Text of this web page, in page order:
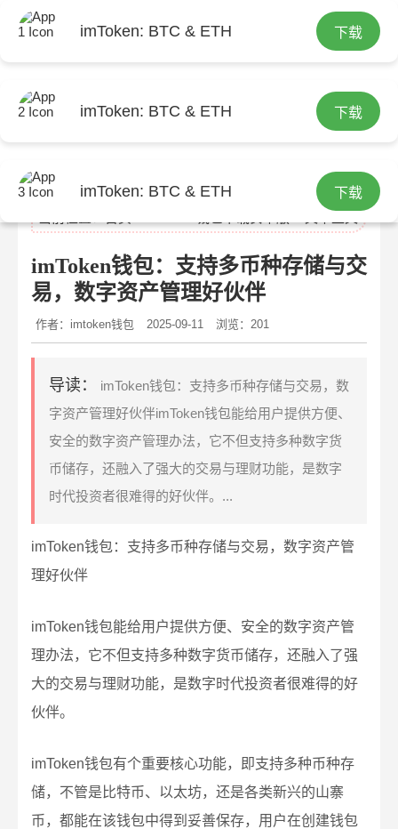
imToken: BTC & ETH 下载
imToken: BTC & ETH 下载
imToken: BTC & ETH 下载
imToken钱包：支持多币种存储与交
易，数字资产管理好伙伴
作者：imtoken钱包 2025-09-11 浏览：201
导读：
imToken钱包：支持多币种存储与交易，数
字资产管理好伙伴imToken钱包能给用户提供方便、
安全的数字资产管理办法，它不但支持多种数字货
币储存，还融入了强大的交易与理财功能，是数字
时代投资者很难得的好伙伴。...
imToken钱包：支持多币种存储与交易，数字资产管
理好伙伴
imToken钱包能给用户提供方便、安全的数字资产管
理办法，它不但支持多种数字货币储存，还融入了强
大的交易与理财功能，是数字时代投资者很难得的好
伙伴。
imToken钱包有个重要核心功能，即支持多种币种存
储，不管是比特币、以太坊，还是各类新兴的山寨
币，都能在该钱包中得到妥善保存，用户在创建钱包